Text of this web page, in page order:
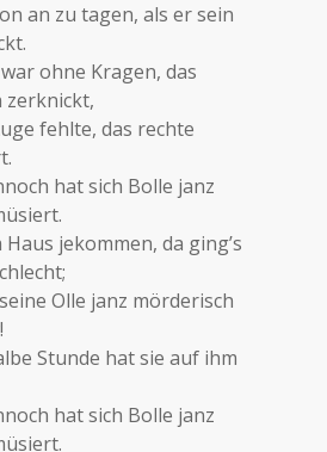
an zu tagen, als er sein
ohne Kragen, das
zerknickt,
fehlte, das rechte
hat sich Bolle janz
Haus jekommen, da ging’s
Olle janz mörderisch
Stunde hat sie auf ihm
hat sich Bolle janz